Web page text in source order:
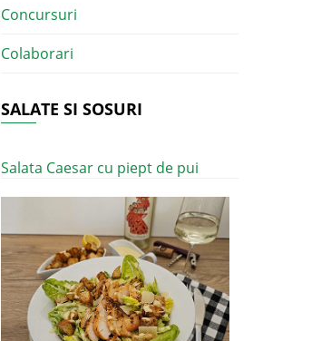
Concursuri
Colaborari
SALATE SI SOSURI
Salata Caesar cu piept de pui